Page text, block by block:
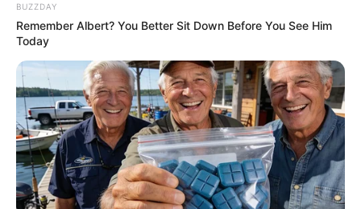
BUZZDAY
Remember Albert? You Better Sit Down Before You See Him
Today